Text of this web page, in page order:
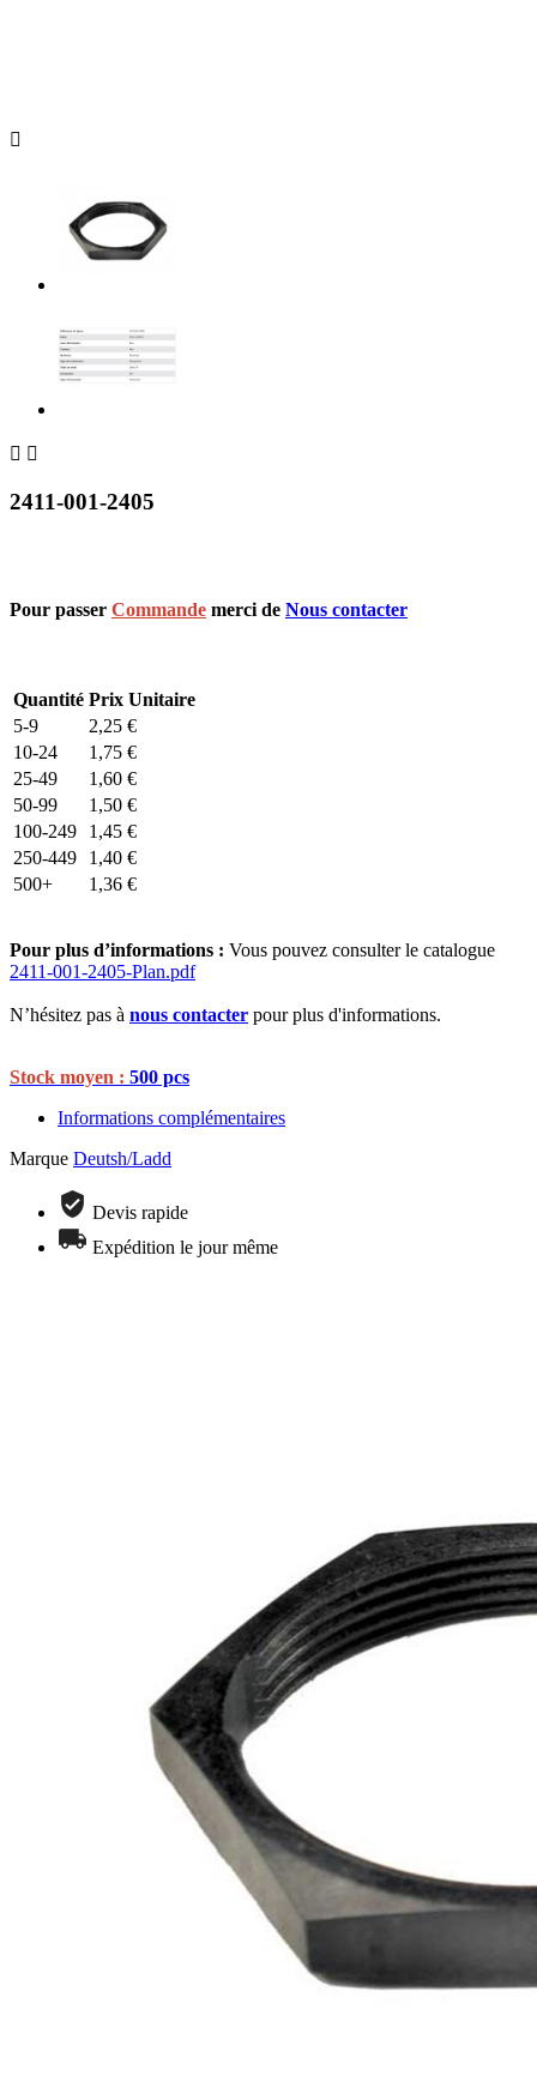

 
2411-001-2405
Pour passer Commande merci de Nous contacter
Quantité Prix Unitaire
5-9
2,25 €
10-24
1,75 €
25-49
1,60 €
50-99
1,50 €
100-249
1,45 €
250-449
1,40 €
500+
1,36 €
Pour plus d’informations : Vous pouvez consulter le catalogue
2411-001-2405-Plan.pdf
N’hésitez pas à nous contacter pour plus d'informations.
Stock moyen : 500 pcs
Informations complémentaires
Marque Deutsh/Ladd
Devis rapide
Expédition le jour même